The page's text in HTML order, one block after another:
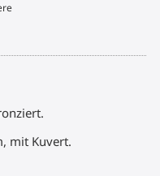
mit Kuvert.